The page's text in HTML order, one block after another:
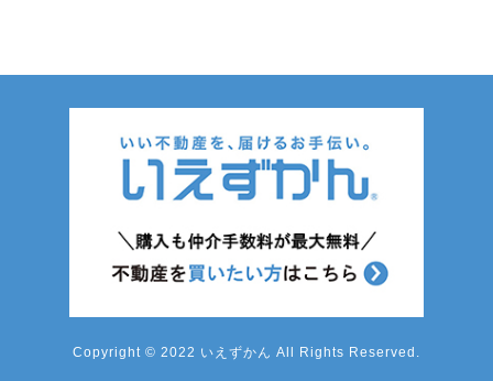
Copyright © 2022 いえずかん All Rights Reserved.